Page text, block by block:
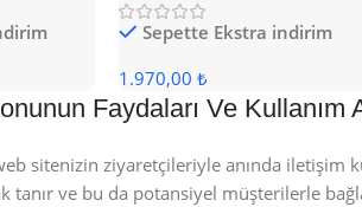
Sepette Ekstra indirim
1.970,00 ₺
Faydaları Ve Kullanım
sitenizin ziyaretçileriyle anında iletişim
tanır ve bu da potansiyel müşterilerle